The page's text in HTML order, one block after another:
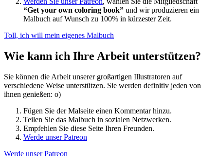
“Get your own coloring book” und wir produzieren ein
Malbuch auf Wunsch zu 100% in kürzester Zeit.
Toll, ich will mein eigenes Malbuch
Wie kann ich Ihre Arbeit unterstützen?
Sie können die Arbeit unserer großartigen Illustratoren auf
verschiedene Weise unterstützen. Sie werden definitiv jeden von
ihnen genießen: o)
Fügen Sie der Malseite einen Kommentar hinzu.
Teilen Sie das Malbuch in sozialen Netzwerken.
Empfehlen Sie diese Seite Ihren Freunden.
Werde unser Patreon
Werde unser Patreon